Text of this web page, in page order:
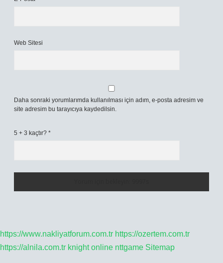
Web Sitesi
Daha sonraki yorumlarımda kullanılması için adım, e-posta adresim ve
site adresim bu tarayıcıya kaydedilsin.
5 + 3 kaçtır? *
https://www.nakliyatforum.com.tr https://ozertem.com.tr
https://alnila.com.tr knight online nttgame Sitemap